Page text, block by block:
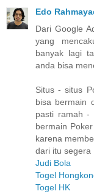
Edo
Dari Google
yang
banyak lagi
anda bisa
Situs - situs
bisa bermain
pasti ramah -
bermain
karena
dari itu segera
Judi Bola
Togel
Togel HK